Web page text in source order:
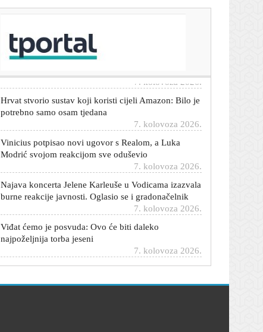
Kolone i zabrane na hrvatskim autocestama: U Sisku
prekinut promet
Hrvat stvorio sustav koji koristi cijeli Amazon: Bilo je
7. kolovoza 2026.
Vinicius potpisao novi ugovor s Realom, a Luka
7. kolovoza 2026.
Najava koncerta Jelene Karleuše u Vodicama izazvala
burne reakcije javnosti. Oglasio se i gradonačelnik
7. kolovoza 2026.
Viđat ćemo je posvuda: Ovo će biti daleko
najpoželjnija torba jeseni
Igor Bišćan nam potvrdio: Prihvatio sam ponudu!
7. kolovoza 2026.
Zelenski stigao u posjet Srbiji